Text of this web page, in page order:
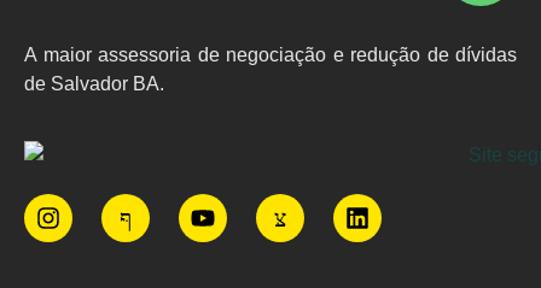
A maior assessoria de negociação e redução de dívidas
de Salvador BA.